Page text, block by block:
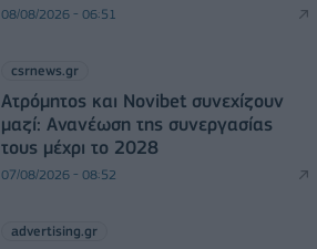
08/08/2026 - 06:51
csrnews.gr
Ατρόμητος και Novibet συνεχίζουν
μαζί: Ανανέωση της συνεργασίας
τους μέχρι το 2028
07/08/2026 - 08:52
advertising.gr